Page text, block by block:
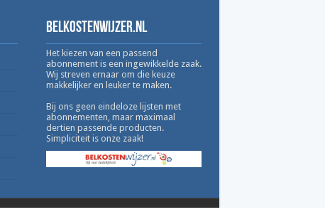
Belkostenwijzer.nl
Het kiezen van een passend
abonnement is een ingewikkelde zaak.
Wij streven ernaar om die keuze
makkelijker en leuker te maken.
Bij ons geen eindeloze lijsten met
abonnementen, maar maximaal
dertien passende producten.
Simpliciteit is onze zaak!